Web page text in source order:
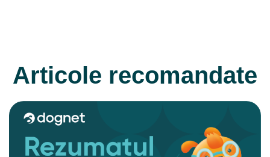
Articole recomandate